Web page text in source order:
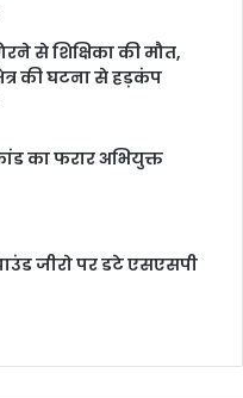
से शिक्षिका की मौत,
की घटना से हड़कंप
का फरार अभियुक्त
जीरो पर डटे एसएसपी